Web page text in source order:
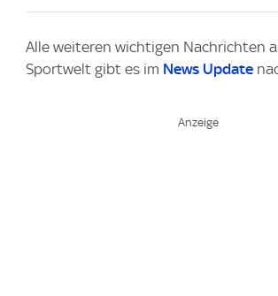
Alle weiteren wichtigen Nachrichten
Sportwelt gibt es im News Update